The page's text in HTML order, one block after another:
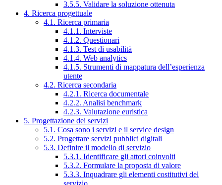
3.5.5. Validare la soluzione ottenuta
4. Ricerca progettuale
4.1. Ricerca primaria
4.1.1. Interviste
4.1.2. Questionari
4.1.3. Test di usabilità
4.1.4. Web analytics
4.1.5. Strumenti di mappatura dell’esperienza
utente
4.2. Ricerca secondaria
4.2.1. Ricerca documentale
4.2.2. Analisi benchmark
4.2.3. Valutazione euristica
5. Progettazione dei servizi
5.1. Cosa sono i servizi e il service design
5.2. Progettare servizi pubblici digitali
5.3. Definire il modello di servizio
5.3.1. Identificare gli attori coinvolti
5.3.2. Formulare la proposta di valore
5.3.3. Inquadrare gli elementi costitutivi del
servizio